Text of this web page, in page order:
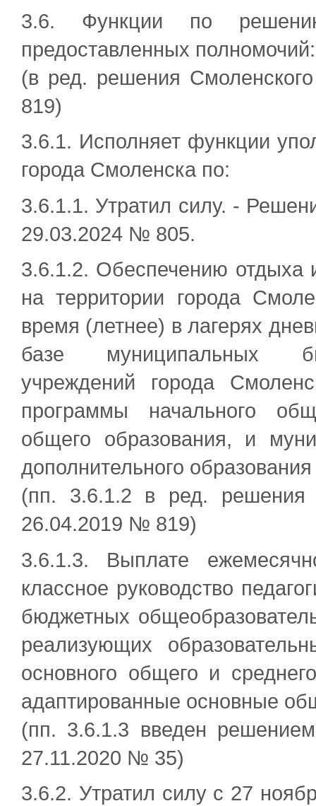
3.6. Функции по
предоставленных полномочий:
(в ред. решения
819)
3.6.1. Исполняет функции
города Смоленска по:
3.6.1.1. Утратил силу. -
29.03.2024 № 805.
3.6.1.2. Обеспечению отдыха
на территории города
время (летнее) в лагерях
базе муниципальных
учреждений города
программы начального
общего образования, и
дополнительного
(пп. 3.6.1.2 в ред. решения
26.04.2019 № 819)
3.6.1.3. Выплате
классное руководство
бюджетных
реализующих
основного общего и
адаптированные основные
(пп. 3.6.1.3 введен
27.11.2020 № 35)
3.6.2. Утратил силу с 27